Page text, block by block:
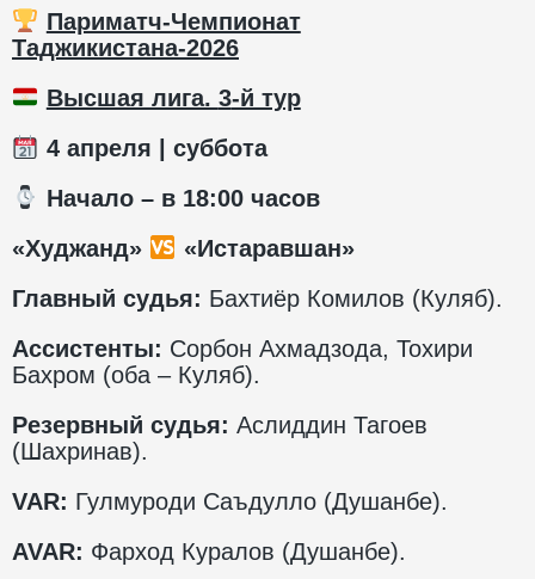
Париматч-Чемпионат
Таджикистана-2026
Высшая лига. 3-й тур
4 апреля | суббота
️ Начало – в 18:00 часов
«Худжанд»
«Истаравшан»
Главный судья: Бахтиёр Комилов (Куляб).
Ассистенты: Сорбон Ахмадзода, Тохири
Бахром (оба – Куляб).
Резервный судья: Аслиддин Тагоев
(Шахринав).
VAR: Гулмуроди Саъдулло (Душанбе).
AVAR: Фарход Куралов (Душанбе).